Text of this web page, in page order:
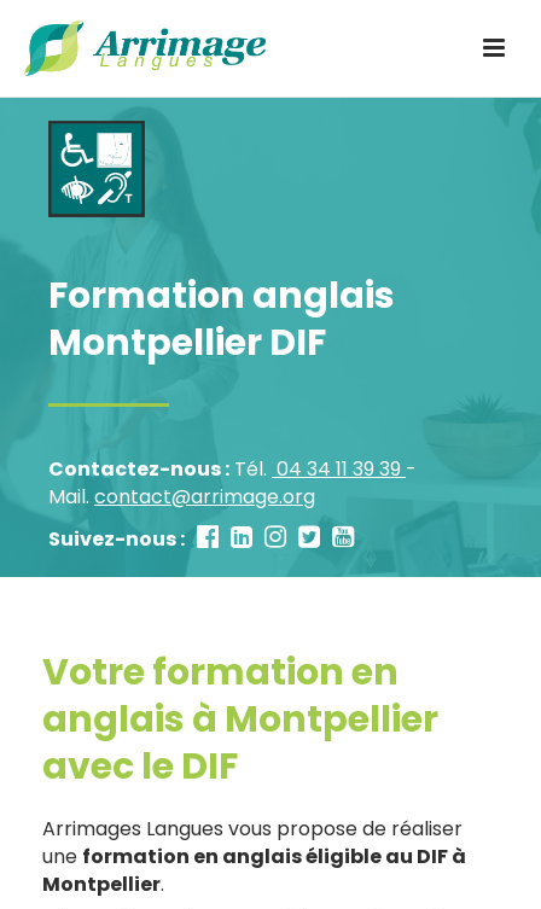
Formation anglais
Montpellier DIF
Contactez-nous : Tél. 04 34 11 39 39 -
Mail. contact@arrimage.org
Suivez-nous :
Votre formation en
anglais à Montpellier
avec le DIF
Arrimages Langues vous propose de réaliser
une formation en anglais éligible au DIF à
Montpellier.